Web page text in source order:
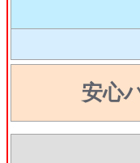
安心